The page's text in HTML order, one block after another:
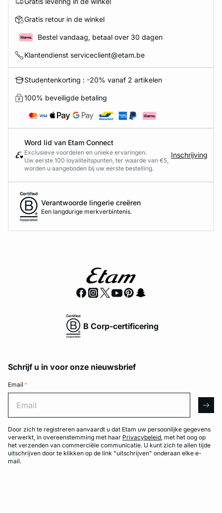
Gratis retour in de winkel
Bestel vandaag, betaal over 30 dagen
Klantendienst serviceclient@etam.be
Studentenkorting : -20% vanaf 2 artikelen
100% beveiligde betaling
Word lid van Etam Connect
Exclusieve voordelen en unieke ervaringen.
Uw eerste 100 loyaliteitspunten, ter waarde van €5,
worden u aangeboden bij uw eerste bestelling.
Inschrijving
Verantwoorde lingerie creëren
Een langdurige merkverbintenis.
B Corp-certificering
Schrijf u in voor onze nieuwsbrief
Email *
Door zich te registreren aanvaardt u dat Etam uw persoonlijke gegevens
verwerkt, in overeenstemming met haar Privacybeleid, met het oog op
het verzenden van commerciële communicatie. U kunt zich te allen tijde
uitschrijven door te klikken op de link "uitschrijven" onderaan elke e-
mail.